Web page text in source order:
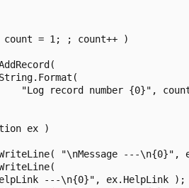
= 1; ; count++ )
"Log record number {0}",
ex )
"\nMessage ---\n{0}",
---\n{0}", ex.HelpLink );